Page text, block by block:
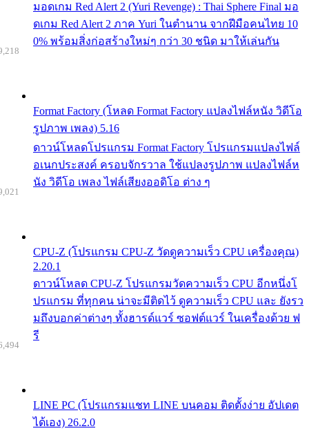
มอดเกม Red Alert 2 (Yuri Revenge) : Thai Sphere Final มอ
ดเกม Red Alert 2 ภาค Yuri ในตำนาน จากฝีมือคนไทย 10
0% พร้อมสิ่งก่อสร้างใหม่ๆ กว่า 30 ชนิด มาให้เล่นกัน
Format Factory (โหลด Format Factory แปลงไฟล์หนัง วิดีโอ
รูปภาพ เพลง) 5.16
ดาวน์โหลดโปรแกรม Format Factory โปรแกรมแปลงไฟล์
อเนกประสงค์ ครอบจักรวาล ใช้แปลงรูปภาพ แปลงไฟล์ห
นัง วิดีโอ เพลง ไฟล์เสียงออดิโอ ต่าง ๆ
CPU-Z (โปรแกรม CPU-Z วัดดูความเร็ว CPU เครื่องคุณ)
2.20.1
ดาวน์โหลด CPU-Z โปรแกรมวัดความเร็ว CPU อีกหนึ่งโ
ปรแกรม ที่ทุกคน น่าจะมีติดไว้ ดูความเร็ว CPU และ ยังรว
มถึงบอกค่าต่างๆ ทั้งฮารด์แวร์ ซอฟต์แวร์ ในเครื่องด้วย ฟ
รี
LINE PC (โปรแกรมแชท LINE บนคอม ติดตั้งง่าย อัปเดต
ได้เอง) 26.2.0